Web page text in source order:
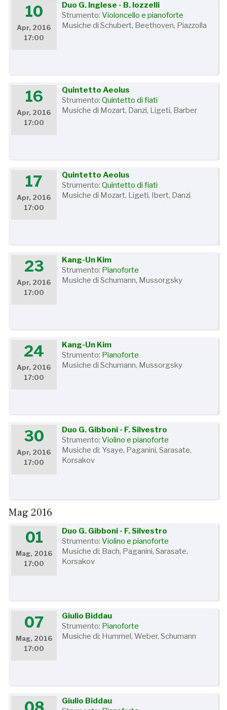
10
Apr, 2016
17:00
Duo G. Inglese - B. Iozzelli
Strumento:Violoncello e pianoforte
Musiche di Schubert, Beethoven, Piazzolla
16
Apr, 2016
17:00
Quintetto Aeolus
Strumento:Quintetto di fiati
Musiche di Mozart, Danzi, Ligeti, Barber
17
Apr, 2016
17:00
Quintetto Aeolus
Strumento:Quintetto di fiati
Musiche di Mozart, Ligeti, Ibert, Danzi
23
Apr, 2016
17:00
Kang-Un Kim
Strumento: Pianoforte
Musiche di Schumann, Mussorgsky
24
Apr, 2016
17:00
Kang-Un Kim
Strumento: Pianoforte
Musiche di Schumann, Mussorgsky
30
Apr, 2016
17:00
Duo G. Gibboni - F. Silvestro
Strumento:Violino e pianoforte
Musiche di: Ysaye, Paganini, Sarasate,
Korsakov
Mag 2016
01
Mag, 2016
17:00
Duo G. Gibboni - F. Silvestro
Strumento:Violino e pianoforte
Musiche di: Bach, Paganini, Sarasate,
Korsakov
07
Mag, 2016
17:00
Giulio Biddau
Strumento: Pianoforte
Musiche di: Hummel, Weber, Schumann
Giulio Biddau